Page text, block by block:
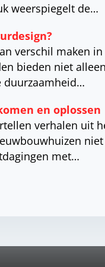
weerspiegelt de…
verschil maken
bieden niet
duurzaamheid…
en oplossen
verhalen uit
met…